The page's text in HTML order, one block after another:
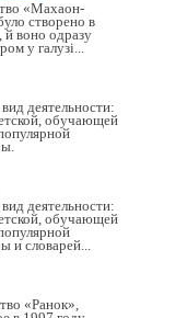
«Махаон-
створено в
й воно одразу
у галузі...
деятельности:
обучающей
деятельности:
обучающей
и словарей...
«Ранок»,